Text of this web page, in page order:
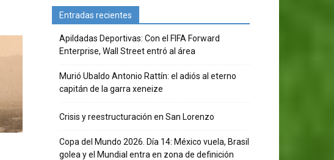
Entradas recientes
Apildadas Deportivas: Con el FIFA Forward
Enterprise, Wall Street entró al área
Murió Ubaldo Antonio Rattín: el adiós al eterno
capitán de la garra xeneize
Crisis y reestructuración en San Lorenzo
Copa del Mundo 2026. Día 14: México vuela, Brasil
golea y el Mundial entra en zona de definición